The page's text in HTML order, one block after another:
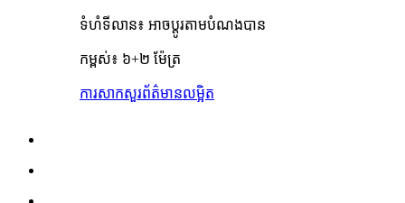
ទំហំទីលាន៖ អាចប្ដូរតាមបំណងបាន
កម្ពស់៖ ៦+២ ម៉ែត្រ
ការសាកសួរព័ត៌មានលម្អិត